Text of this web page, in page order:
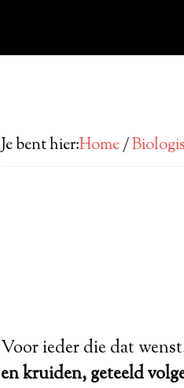
Je bent hier:Home/
Voor ieder die dat
en kruiden, geteeld